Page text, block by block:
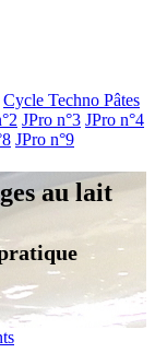
Cycle Techno Pâtes
JPro n°3 JPro n°4
JPro n°9
au lait